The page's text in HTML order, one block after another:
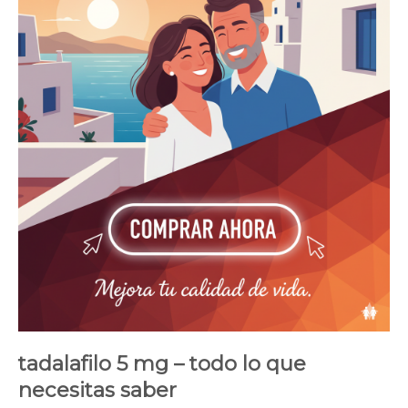
tadalafilo 5 mg – todo lo que
necesitas saber